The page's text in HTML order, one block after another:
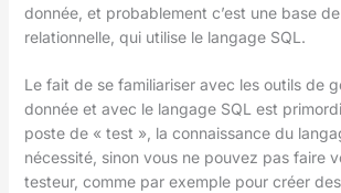
donnée, et probablement c’est une base
relationnelle, qui utilise le langage SQL.
Le fait de se familiariser avec les outils de
donnée et avec le langage SQL est
poste de « test », la connaissance du
nécessité, sinon vous ne pouvez pas faire
testeur, comme par exemple pour créer